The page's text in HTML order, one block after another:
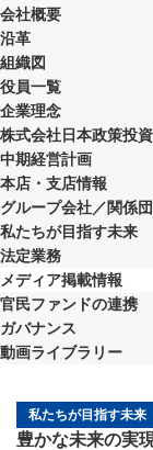
会社概要
沿革
組織図
役員一覧
企業理念
株式会社日本政策投
中期経営計画
本店・支店情報
グループ会社／関係
私たちが目指す未来
法定業務
メディア掲載情報
官民ファンドの連携
ガバナンス
動画ライブラリー
私たちが目指す未来
豊かな未来の実